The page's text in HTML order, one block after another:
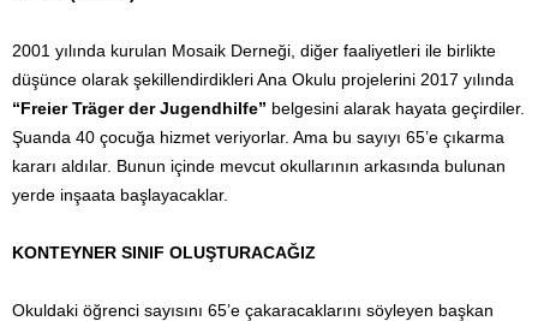
2001 yılında kurulan Mosaik Derneği, diğer faaliyetleri ile birlikte
düşünce olarak şekillendirdikleri Ana Okulu projelerini 2017 yılında
“Freier Träger der Jugendhilfe” belgesini alarak hayata geçirdiler.
Şuanda 40 çocuğa hizmet veriyorlar. Ama bu sayıyı 65’e çıkarma
kararı aldılar. Bunun içinde mevcut okullarının arkasında bulunan
yerde inşaata başlayacaklar.
KONTEYNER SINIF OLUŞTURACAĞIZ
Okuldaki öğrenci sayısını 65’e çakaracaklarını söyleyen başkan